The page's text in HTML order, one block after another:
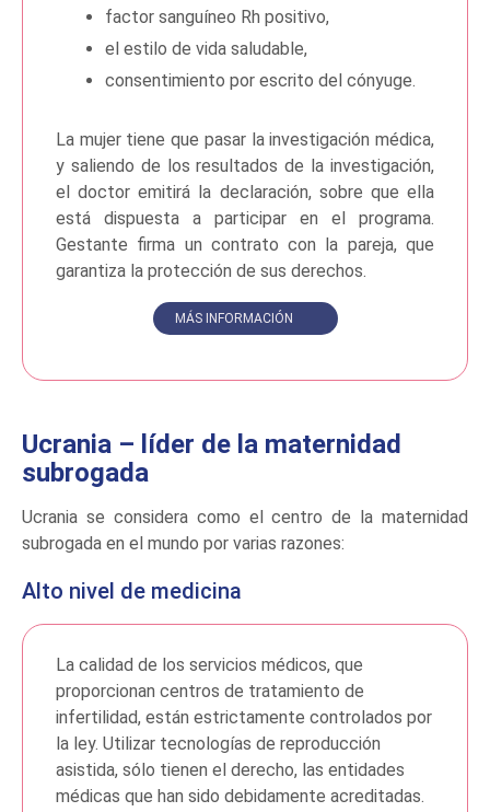
factor sanguíneo Rh positivo,
el estilo de vida saludable,
consentimiento por escrito del cónyuge.
La mujer tiene que pasar la investigación médica,
y saliendo de los resultados de la investigación,
el doctor emitirá la declaración, sobre que ella
está dispuesta a participar en el programa.
Gestante firma un contrato con la pareja, que
garantiza la protección de sus derechos.
MÁS INFORMACIÓN
Ucrania – líder de la maternidad
subrogada
Ucrania se considera como el centro de la maternidad
subrogada en el mundo por varias razones:
Alto nivel de medicina
La calidad de los servicios médicos, que
proporcionan centros de tratamiento de
infertilidad, están estrictamente controlados por
la ley. Utilizar tecnologías de reproducción
asistida, sólo tienen el derecho, las entidades
médicas que han sido debidamente acreditadas.